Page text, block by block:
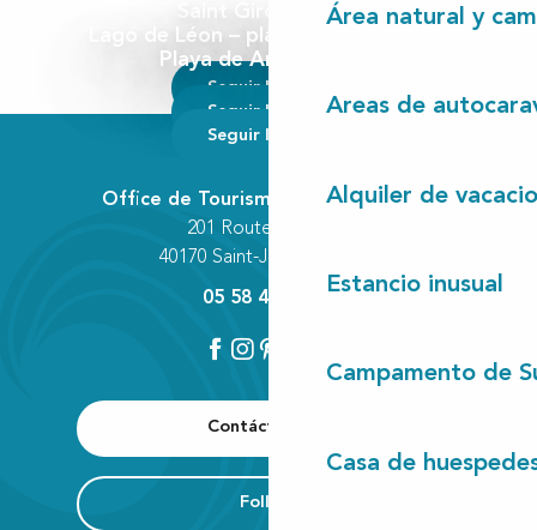
Área natural y
Areas de
Alquiler de
Estancio inusual
Campamento de
Casa de
Saint Girons plage
Seguir leyendo
Lago de Léon – playa norte en Vielle
Seguir leyendo
Playa de Arnaoutchot
Seguir leyendo
Contáctenos
Folleto
Office de Tourisme Communautaire
201 Route des Lacs
40170 Saint-Julien-en-Born
05 58 42 89 80